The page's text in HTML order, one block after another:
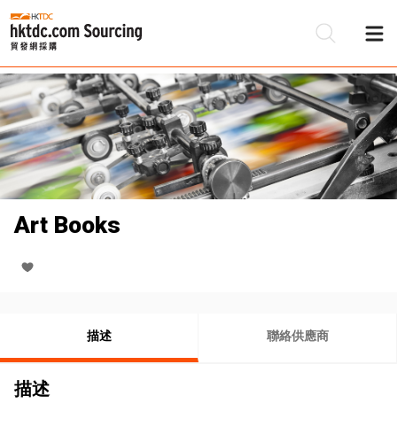
Art Books
描述 聯絡供應商
描述